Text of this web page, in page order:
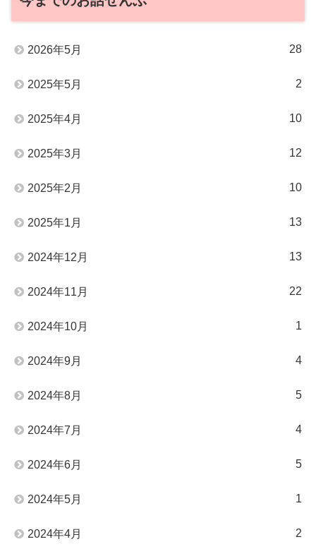
2026年5月 28
2025年5月 2
2025年4月 10
2025年3月 12
2025年2月 10
2025年1月 13
2024年12月 13
2024年11月 22
2024年10月 1
2024年9月 4
2024年8月 5
2024年7月 4
2024年6月 5
2024年5月 1
2024年4月 2